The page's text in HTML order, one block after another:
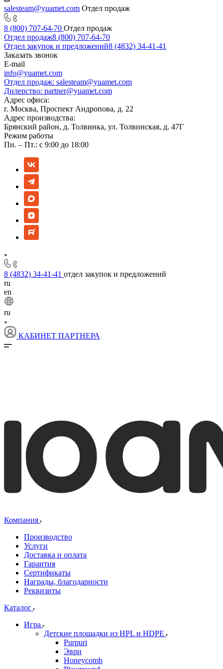
salesteam@yuamet.com Отдел продаж
8 (800) 707-64-70 Отдел продаж
Отдел продаж8 (800) 707-64-70
Отдел закупок и предложений8 (4832) 34-41-41
Заказать звонок
E-mail
info@yuamet.com
Отдел продаж: salesteam@yuamet.com
Дилерство: partner@yuamet.com
Адрес офиса:
г. Москва, Проспект Андропова, д. 22
Адрес производства:
Брянский район, д. Толвинка, ул. Толвинская, д. 47Г
Режим работы
Пн. – Пт.: с 9:00 до 18:00
8 (4832) 34-41-41 отдел закупок и предложений
ru
en
ru
КАБИНЕТ ПАРТНЕРА
Компания
Производство
Услуги
Доставка и оплата
Гарантия
Сертификаты
Награды, благодарности
Реквизиты
Каталог
Игра
Детские площадки из HPL и HDPE
Purpuri
Эври
Honeycomb